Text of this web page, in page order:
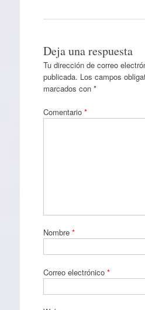
Deja una respuesta
Tu dirección de correo
publicada. Los campos
marcados con *
Comentario *
Nombre *
Correo electrónico *